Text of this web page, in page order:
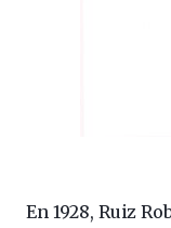
En 1928, Ruiz